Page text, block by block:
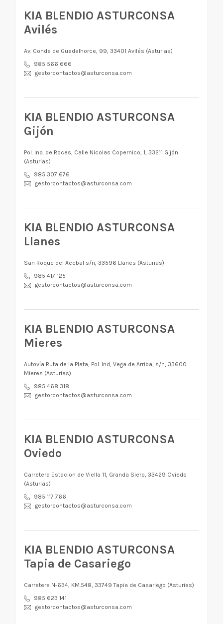
KIA BLENDIO ASTURCONSA
Avilés
Av. Conde de Guadalhorce, 99, 33401 Avilés (Asturias)
985 566 666
gestorcontactos@asturconsa.com
KIA BLENDIO ASTURCONSA
Gijón
Pol. Ind. de Roces, Calle Nicolas Copernico, 1, 33211 Gijón
(Asturias)
985 307 676
gestorcontactos@asturconsa.com
KIA BLENDIO ASTURCONSA
Llanes
San Roque del Acebal s/n, 33596 Llanes (Asturias)
985 417 125
gestorcontactos@asturconsa.com
KIA BLENDIO ASTURCONSA
Mieres
Autovía Ruta de la Plata, Pol. Ind, Vega de Arriba, s/n, 33600
Mieres (Asturias)
985 468 318
gestorcontactos@asturconsa.com
KIA BLENDIO ASTURCONSA
Oviedo
Carretera Estacion de Viella 11, Granda Siero, 33429 Oviedo
(Asturias)
985 117 766
gestorcontactos@asturconsa.com
KIA BLENDIO ASTURCONSA
Tapia de Casariego
Carretera N-634, KM.548, 33749 Tapia de Casariego (Asturias)
985 623 141
gestorcontactos@asturconsa.com